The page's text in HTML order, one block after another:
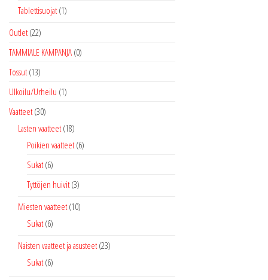
Tablettisuojat (1)
Outlet (22)
TAMMIALE KAMPANJA (0)
Tossut (13)
Ulkoilu/Urheilu (1)
Vaatteet (30)
Lasten vaatteet (18)
Poikien vaatteet (6)
Sukat (6)
Tyttöjen huivit (3)
Miesten vaatteet (10)
Sukat (6)
Naisten vaatteet ja asusteet (23)
Sukat (6)